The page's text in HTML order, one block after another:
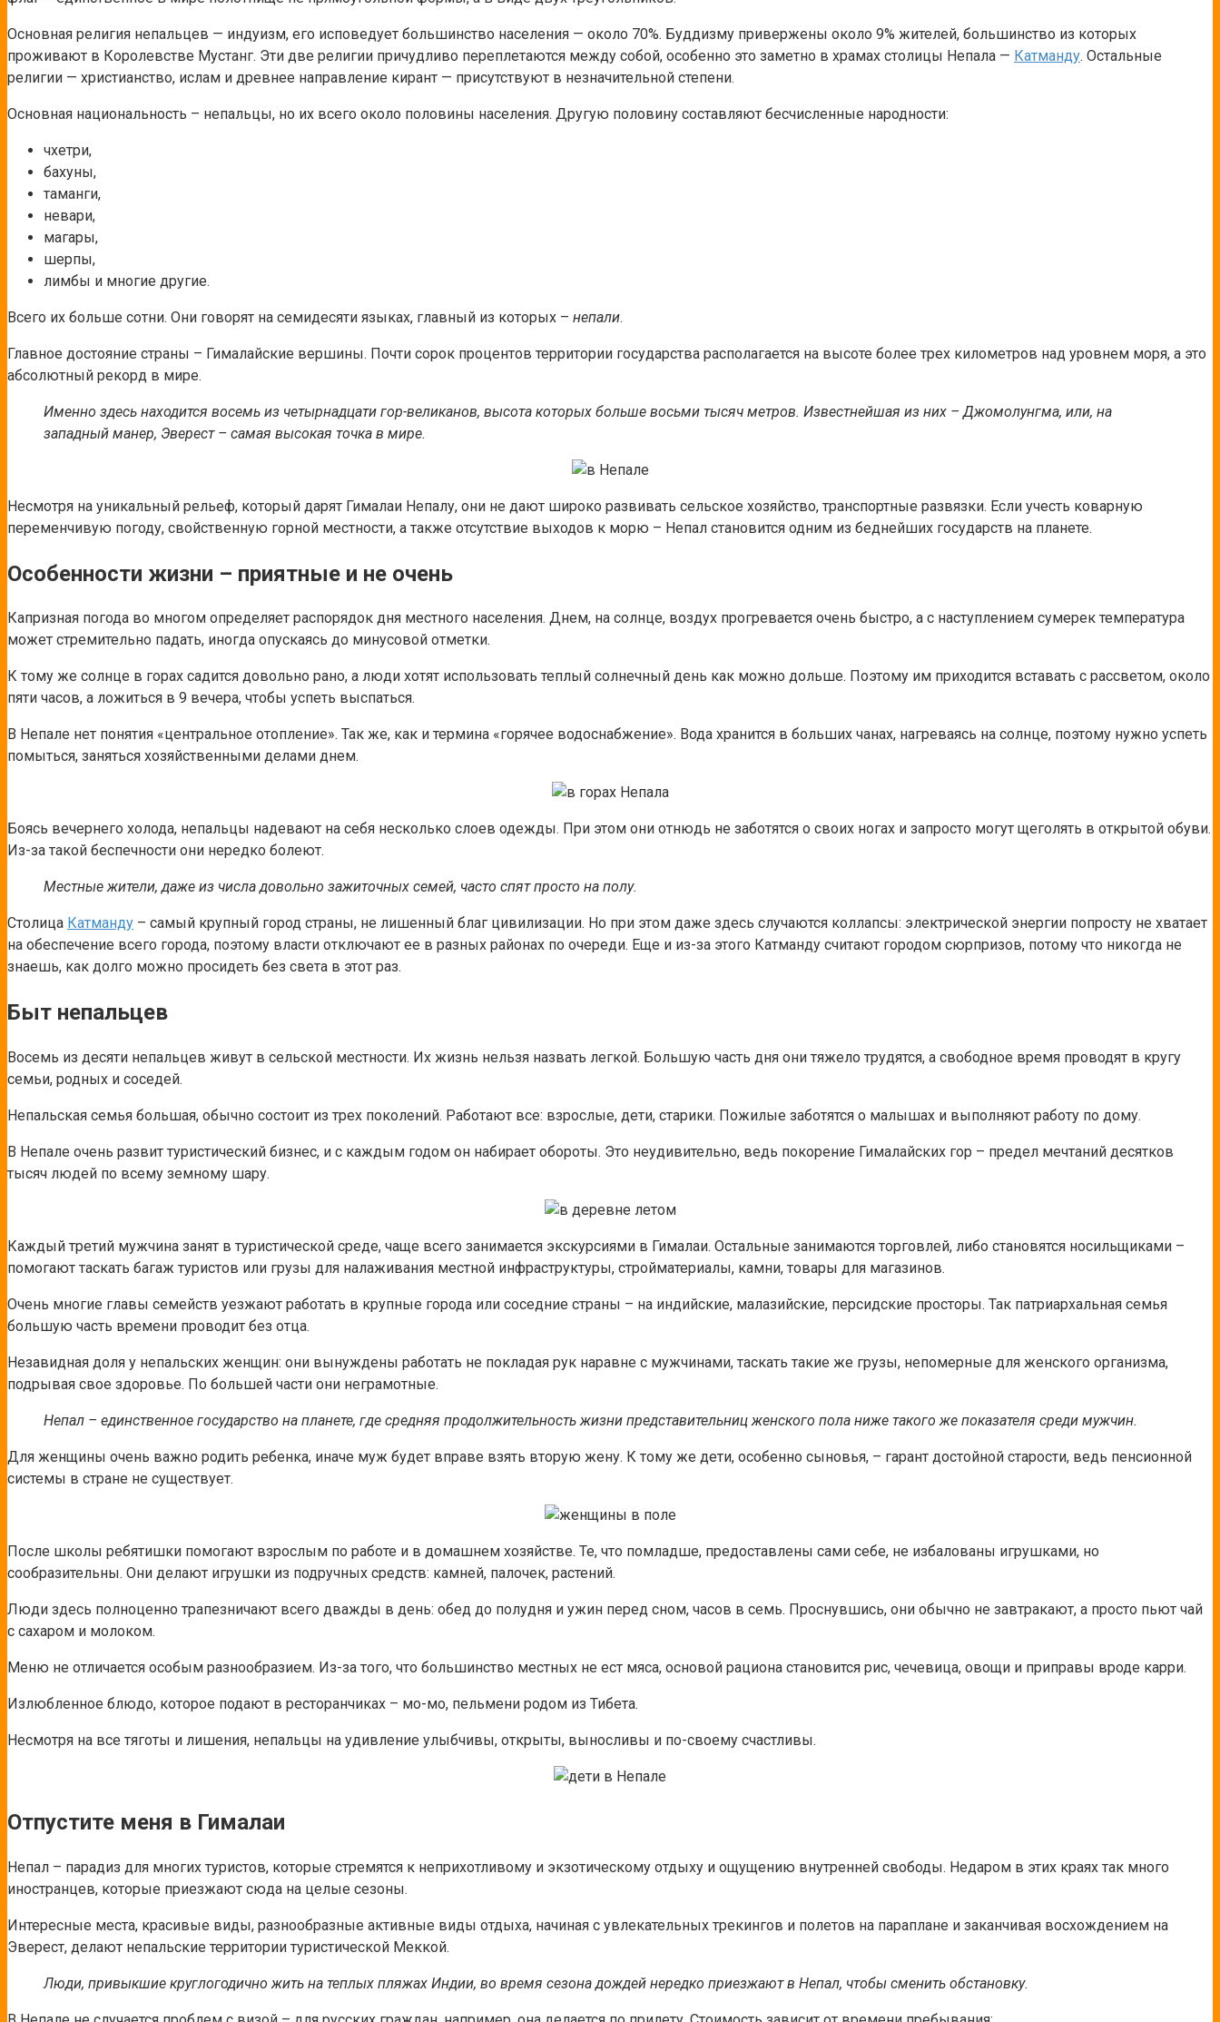
Основная религия непальцев — индуизм, его исповедует большинство населения — около 70%. Буддизму привержены около 9% жителей, большинство из которых
проживают в Королевстве Мустанг. Эти две религии причудливо переплетаются между собой, особенно это заметно в храмах столицы Непала — Катманду. Остальные
религии — христианство, ислам и древнее направление кирант — присутствуют в незначительной степени.
Основная национальность – непальцы, но их всего около половины населения. Другую половину составляют бесчисленные народности:
чхетри,
бахуны,
таманги,
невари,
магары,
шерпы,
лимбы и многие другие.
Всего их больше сотни. Они говорят на семидесяти языках, главный из которых – непали.
Главное достояние страны – Гималайские вершины. Почти сорок процентов территории государства располагается на высоте более трех километров над уровнем моря, а это
абсолютный рекорд в мире.
Именно здесь находится восемь из четырнадцати гор-великанов, высота которых больше восьми тысяч метров. Известнейшая из них – Джомолунгма, или, на
западный манер, Эверест – самая высокая точка в мире.
Несмотря на уникальный рельеф, который дарят Гималаи Непалу, они не дают широко развивать сельское хозяйство, транспортные развязки. Если учесть коварную
переменчивую погоду, свойственную горной местности, а также отсутствие выходов к морю – Непал становится одним из беднейших государств на планете.
Особенности жизни – приятные и не очень
Капризная погода во многом определяет распорядок дня местного населения. Днем, на солнце, воздух прогревается очень быстро, а с наступлением сумерек температура
может стремительно падать, иногда опускаясь до минусовой отметки.
К тому же солнце в горах садится довольно рано, а люди хотят использовать теплый солнечный день как можно дольше. Поэтому им приходится вставать с рассветом, около
пяти часов, а ложиться в 9 вечера, чтобы успеть выспаться.
В Непале нет понятия «центральное отопление». Так же, как и термина «горячее водоснабжение». Вода хранится в больших чанах, нагреваясь на солнце, поэтому нужно успеть
помыться, заняться хозяйственными делами днем.
Боясь вечернего холода, непальцы надевают на себя несколько слоев одежды. При этом они отнюдь не заботятся о своих ногах и запросто могут щеголять в открытой обуви.
Из-за такой беспечности они нередко болеют.
Местные жители, даже из числа довольно зажиточных семей, часто спят просто на полу.
Столица Катманду – самый крупный город страны, не лишенный благ цивилизации. Но при этом даже здесь случаются коллапсы: электрической энергии попросту не хватает
на обеспечение всего города, поэтому власти отключают ее в разных районах по очереди. Еще и из-за этого Катманду считают городом сюрпризов, потому что никогда не
знаешь, как долго можно просидеть без света в этот раз.
Быт непальцев
Восемь из десяти непальцев живут в сельской местности. Их жизнь нельзя назвать легкой. Большую часть дня они тяжело трудятся, а свободное время проводят в кругу
семьи, родных и соседей.
Непальская семья большая, обычно состоит из трех поколений. Работают все: взрослые, дети, старики. Пожилые заботятся о малышах и выполняют работу по дому.
В Непале очень развит туристический бизнес, и с каждым годом он набирает обороты. Это неудивительно, ведь покорение Гималайских гор – предел мечтаний десятков
тысяч людей по всему земному шару.
Каждый третий мужчина занят в туристической среде, чаще всего занимается экскурсиями в Гималаи. Остальные занимаются торговлей, либо становятся носильщиками –
помогают таскать багаж туристов или грузы для налаживания местной инфраструктуры, стройматериалы, камни, товары для магазинов.
Очень многие главы семейств уезжают работать в крупные города или соседние страны – на индийские, малазийские, персидские просторы. Так патриархальная семья
большую часть времени проводит без отца.
Незавидная доля у непальских женщин: они вынуждены работать не покладая рук наравне с мужчинами, таскать такие же грузы, непомерные для женского организма,
подрывая свое здоровье. По большей части они неграмотные.
Непал – единственное государство на планете, где средняя продолжительность жизни представительниц женского пола ниже такого же показателя среди мужчин.
Для женщины очень важно родить ребенка, иначе муж будет вправе взять вторую жену. К тому же дети, особенно сыновья, – гарант достойной старости, ведь пенсионной
системы в стране не существует.
После школы ребятишки помогают взрослым по работе и в домашнем хозяйстве. Те, что помладше, предоставлены сами себе, не избалованы игрушками, но
сообразительны. Они делают игрушки из подручных средств: камней, палочек, растений.
Люди здесь полноценно трапезничают всего дважды в день: обед до полудня и ужин перед сном, часов в семь. Проснувшись, они обычно не завтракают, а просто пьют чай
с сахаром и молоком.
Меню не отличается особым разнообразием. Из-за того, что большинство местных не ест мяса, основой рациона становится рис, чечевица, овощи и приправы вроде карри.
Излюбленное блюдо, которое подают в ресторанчиках – мо-мо, пельмени родом из Тибета.
Несмотря на все тяготы и лишения, непальцы на удивление улыбчивы, открыты, выносливы и по-своему счастливы.
Отпустите меня в Гималаи
Непал – парадиз для многих туристов, которые стремятся к неприхотливому и экзотическому отдыху и ощущению внутренней свободы. Недаром в этих краях так много
иностранцев, которые приезжают сюда на целые сезоны.
Интересные места, красивые виды, разнообразные активные виды отдыха, начиная с увлекательных трекингов и полетов на параплане и заканчивая восхождением на
Эверест, делают непальские территории туристической Меккой.
Люди, привыкшие круглогодично жить на теплых пляжах Индии, во время сезона дождей нередко приезжают в Непал, чтобы сменить обстановку.